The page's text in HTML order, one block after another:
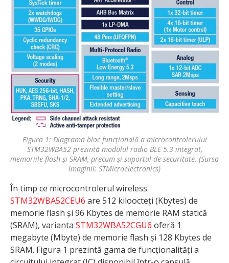
Figura 1: Diagrama bloc funcțională a microcontrolerului
STM32WBA52 prezintă modulul radio BLE 5.3 integrat,
memoriile flash și SRAM, precum și suportul de securitate. (Sursa
imaginii: STMicroelectronics)
În timp ce microcontrolerul wireless
STM32WBA52CEU6 are 512 kiloocteți (Kbytes) de
memorie flash și 96 Kbytes de memorie RAM statică
(SRAM), varianta STM32WBA52CGU6 oferă 1
megabyte (Mbyte) de memorie flash și 128 Kbytes de
SRAM. Figura 1 prezintă gama de funcționalități a